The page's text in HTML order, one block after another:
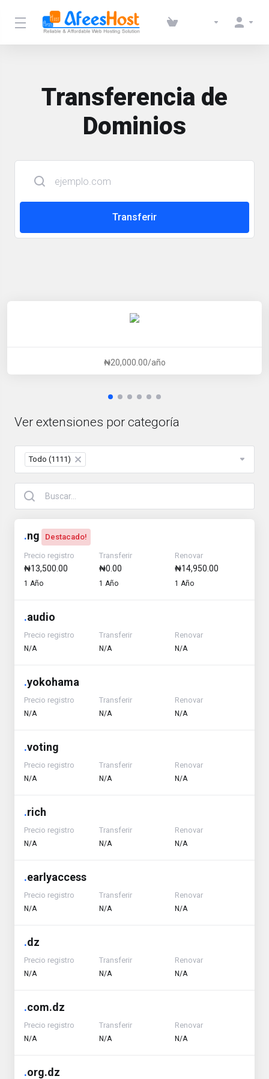
Transferencia de
Dominios
Transferir
₦20,000.00/año
Ver extensiones por categoría
Todo (1111) ×
.ng Destacado!
Precio registro
₦13,500.00
1 Año
Transferir
₦0.00
1 Año
Renovar
₦14,950.00
1 Año
.audio
Precio registro
N/A
Transferir
N/A
Renovar
N/A
.yokohama
Precio registro
N/A
Transferir
N/A
Renovar
N/A
.voting
Precio registro
N/A
Transferir
N/A
Renovar
N/A
.rich
Precio registro
N/A
Transferir
N/A
Renovar
N/A
.earlyaccess
Precio registro
N/A
Transferir
N/A
Renovar
N/A
.dz
Precio registro
N/A
Transferir
N/A
Renovar
N/A
.com.dz
Precio registro
N/A
Transferir
N/A
Renovar
N/A
.org.dz